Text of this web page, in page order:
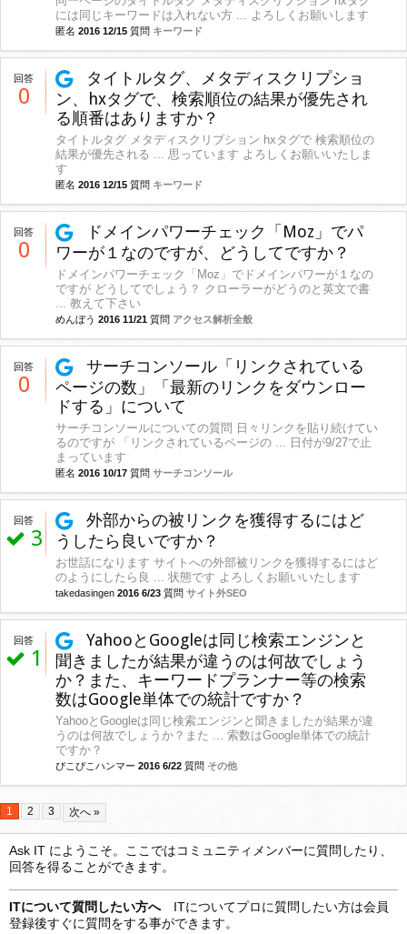
には同じキーワードは入れない方 ... よろしくお願いします
匿名 2016 12/15 質問 キーワード
回答
0
タイトルタグ、メタディスクリプショ
ン、hxタグで、検索順位の結果が優先され
る順番はありますか？
タイトルタグ メタディスクリプション hxタグで 検索順位の
結果が優先される ... 思っています よろしくお願いいたしま
す
匿名 2016 12/15 質問 キーワード
回答
0
ドメインパワーチェック「Moz」でパ
ワーが１なのですが、どうしてですか？
ドメインパワーチェック「Moz」でドメインパワーが１なの
ですが どうしてでしょう？ クローラーがどうのと英文で書
... 教えて下さい
めんぼう 2016 11/21 質問 アクセス解析全般
回答
0
サーチコンソール「リンクされている
ページの数」「最新のリンクをダウンロー
ドする」について
サーチコンソールについての質問 日々リンクを貼り続けてい
るのですが 「リンクされているページの ... 日付が9/27で止
まっています
匿名 2016 10/17 質問 サーチコンソール
回答
3
外部からの被リンクを獲得するにはど
うしたら良いですか？
お世話になります サイトへの外部被リンクを獲得するにはど
のようにしたら良 ... 状態です よろしくお願いいたします
takedasingen 2016 6/23 質問 サイト外SEO
回答
1
YahooとGoogleは同じ検索エンジンと
聞きましたが結果が違うのは何故でしょう
か？また、キーワードプランナー等の検索
数はGoogle単体での統計ですか？
YahooとGoogleは同じ検索エンジンと聞きましたが結果が違
うのは何故でしょうか？また ... 索数はGoogle単体での統計
ですか？
ぴこぴこハンマー 2016 6/22 質問 その他
1 2 3 次へ »
Ask IT にようこそ。ここではコミュニティメンバーに質問したり、
回答を得ることができます。
ITについて質問したい方へITについてプロに質問したい方は会員
登録後すぐに質問をする事ができます。